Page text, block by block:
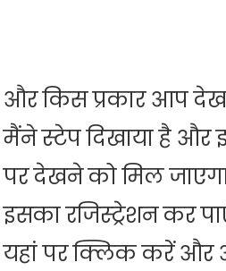
और किस प्रकार आप देख
मैंने स्टेप दिखाया है और
पर देखने को मिल
इसका रजिस्ट्रेशन कर
यहां पर क्लिक करें